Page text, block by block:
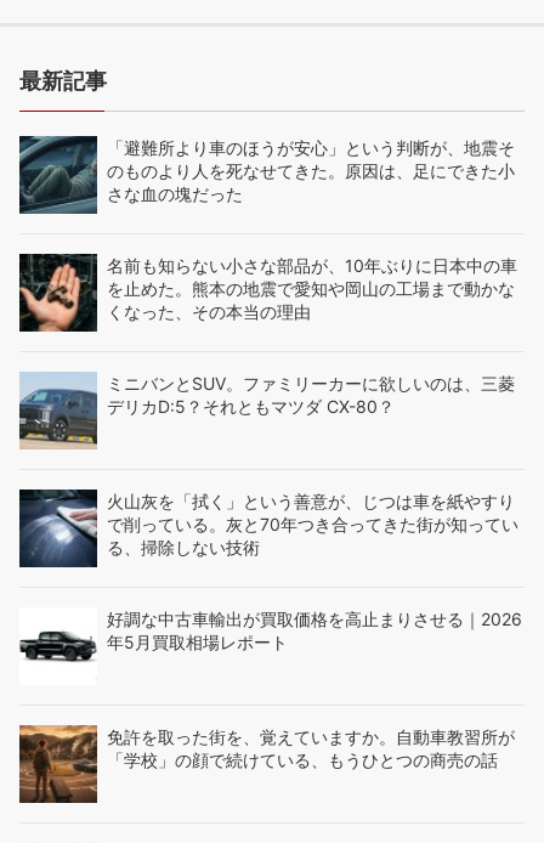
最新記事
「避難所より車のほうが安心」という判断が、地震そ
のものより人を死なせてきた。原因は、足にできた小
さな血の塊だった
名前も知らない小さな部品が、10年ぶりに日本中の車
を止めた。熊本の地震で愛知や岡山の工場まで動かな
くなった、その本当の理由
ミニバンとSUV。ファミリーカーに欲しいのは、三菱
デリカD:5？それともマツダ CX-80？
火山灰を「拭く」という善意が、じつは車を紙やすり
で削っている。灰と70年つき合ってきた街が知ってい
る、掃除しない技術
好調な中古車輸出が買取価格を高止まりさせる｜2026
年5月買取相場レポート
免許を取った街を、覚えていますか。自動車教習所が
「学校」の顔で続けている、もうひとつの商売の話